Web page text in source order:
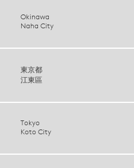
Okinawa
Naha City
東京都
江東區
Tokyo
Koto City